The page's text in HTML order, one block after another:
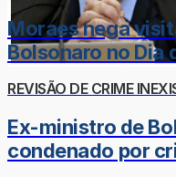
Moraes nega
Bolsonaro no Dia
REVISÃO DE CRIME
Ex-ministro de
condenado por